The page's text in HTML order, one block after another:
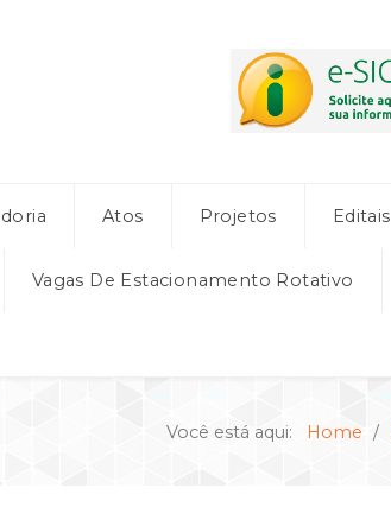
Atos Projetos Editais
Vagas De Estacionamento Rotativo
Você está aqui: Home